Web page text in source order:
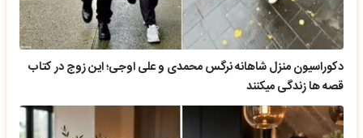
دکوراسیون منزل شاهانه نرگس محمدی و علی اوجی؛ این زوج در کتاب
قصه ها زندگی میکنند